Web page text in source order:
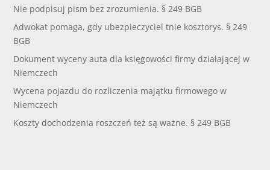
Nie podpisuj pism bez zrozumienia. § 249 BGB
Adwokat pomaga, gdy ubezpieczyciel tnie kosztorys. § 249
BGB
Dokument wyceny auta dla księgowości firmy działającej w
Niemczech
Wycena pojazdu do rozliczenia majątku firmowego w
Niemczech
Koszty dochodzenia roszczeń też są ważne. § 249 BGB